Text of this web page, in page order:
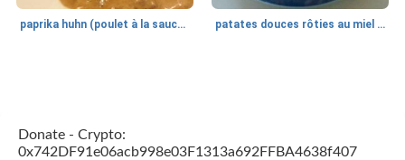
paprika huhn (poulet à la sauce paprika). patates douces rôties au miel / kumara
Donate - Crypto:
0x742DF91e06acb998e03F1313a692FFBA4638f407